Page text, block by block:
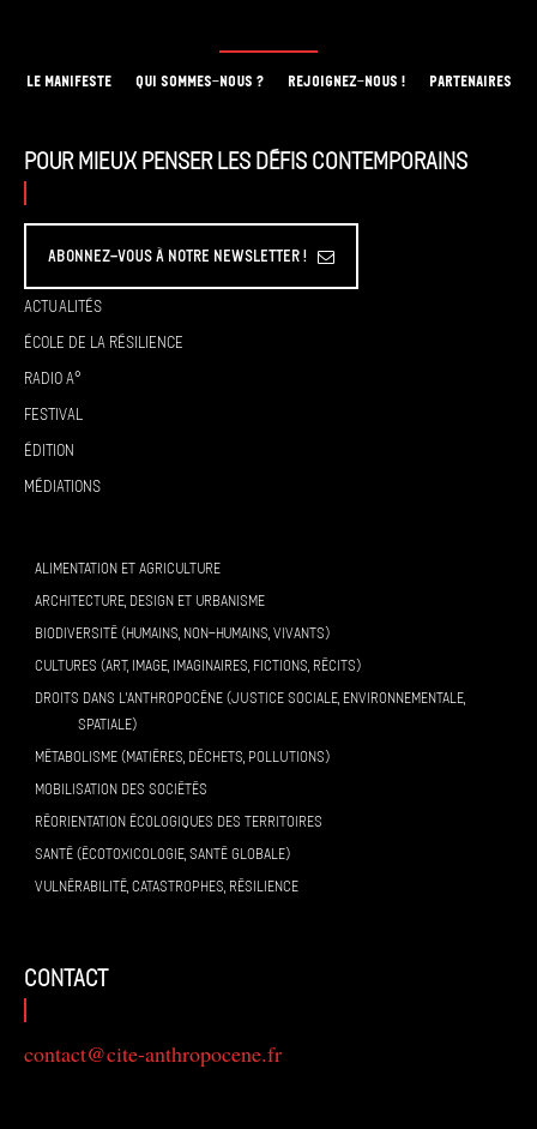
LE MANIFESTE QUI SOMMES-NOUS ? REJOIGNEZ-NOUS ! PARTENAIRES
Pour mieux penser les défis contemporains
Abonnez-vous à Notre Newsletter !
Actualités
École de la résilience
Radio A°
Festival
Édition
Médiations
ALIMENTATION ET AGRICULTURE
ARCHITECTURE, DESIGN ET URBANISME
BIODIVERSITÉ (HUMAINS, NON-HUMAINS, VIVANTS)
CULTURES (ART, IMAGE, IMAGINAIRES, FICTIONS, RÉCITS)
DROITS DANS L’ANTHROPOCÈNE (JUSTICE SOCIALE, ENVIRONNEMENTALE,
SPATIALE)
MÉTABOLISME (MATIÈRES, DÉCHETS, POLLUTIONS)
MOBILISATION DES SOCIÉTÉS
RÉORIENTATION ÉCOLOGIQUES DES TERRITOIRES
SANTÉ (ÉCOTOXICOLOGIE, SANTÉ GLOBALE)
VULNÉRABILITÉ, CATASTROPHES, RÉSILIENCE
contact
contact@cite-anthropocene.fr